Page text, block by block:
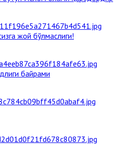
жой бўлмаслиги!
байрами